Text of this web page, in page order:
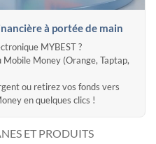
à portée de main
MYBEST ?
Money (Orange, Taptap,
ou retirez vos fonds vers
en quelques clics !
ET PRODUITS